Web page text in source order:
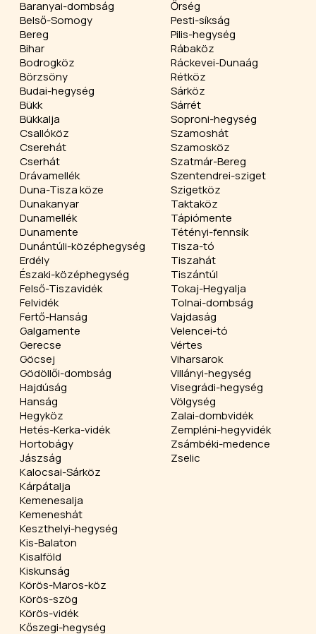
Baranyai-dombság
Belső-Somogy
Bereg
Bihar
Bodrogköz
Börzsöny
Budai-hegység
Bükk
Bükkalja
Csallóköz
Cserehát
Cserhát
Drávamellék
Duna-Tisza köze
Dunakanyar
Dunamellék
Dunamente
Dunántúli-középhegység
Erdély
Északi-középhegység
Felső-Tiszavidék
Felvidék
Fertő-Hanság
Galgamente
Gerecse
Göcsej
Gödöllői-dombság
Hajdúság
Hanság
Hegyköz
Hetés-Kerka-vidék
Hortobágy
Jászság
Kalocsai-Sárköz
Kárpátalja
Kemenesalja
Kemeneshát
Keszthelyi-hegység
Kis-Balaton
Kisalföld
Kiskunság
Körös-Maros-köz
Körös-szög
Körös-vidék
Kőszegi-hegység
Őrség
Pesti-síkság
Pilis-hegység
Rábaköz
Ráckevei-Dunaág
Rétköz
Sárköz
Sárrét
Soproni-hegység
Szamoshát
Szamosköz
Szatmár-Bereg
Szentendrei-sziget
Szigetköz
Taktaköz
Tápiómente
Tétényi-fennsík
Tisza-tó
Tiszahát
Tiszántúl
Tokaj-Hegyalja
Tolnai-dombság
Vajdaság
Velencei-tó
Vértes
Viharsarok
Villányi-hegység
Visegrádi-hegység
Völgység
Zalai-dombvidék
Zempléni-hegyvidék
Zsámbéki-medence
Zselic